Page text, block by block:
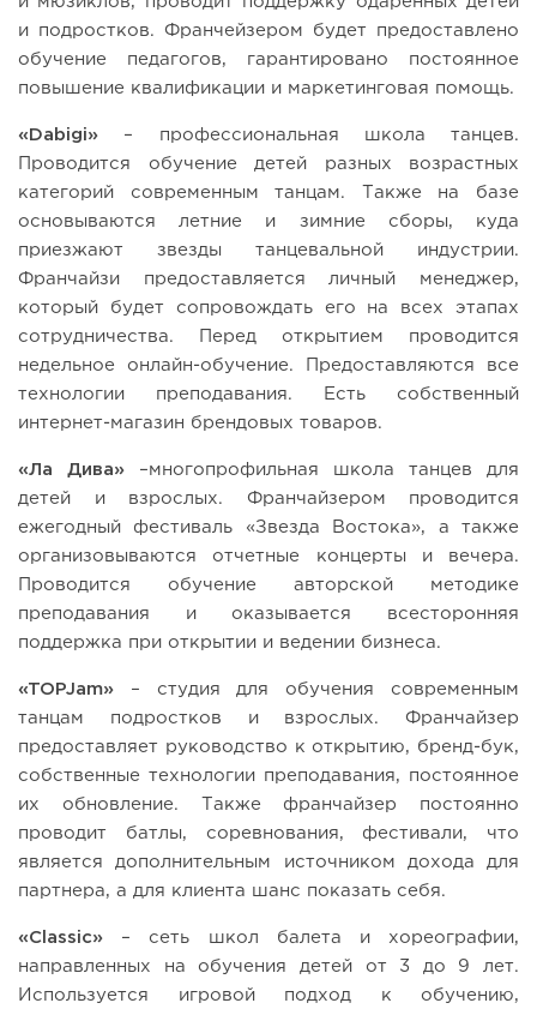
и подростков. Франчейзером будет предоставлено
обучение педагогов, гарантировано постоянное
повышение квалификации и маркетинговая помощь.
«Dabigi» – профессиональная школа танцев.
Проводится обучение детей разных возрастных
категорий современным танцам. Также на базе
основываются летние и зимние сборы, куда
приезжают звезды танцевальной индустрии.
Франчайзи предоставляется личный менеджер,
который будет сопровождать его на всех этапах
сотрудничества. Перед открытием проводится
недельное онлайн-обучение. Предоставляются все
технологии преподавания. Есть собственный
интернет-магазин брендовых товаров.
«Ла Дива» –многопрофильная школа танцев для
детей и взрослых. Франчайзером проводится
ежегодный фестиваль «Звезда Востока», а также
организовываются отчетные концерты и вечера.
Проводится обучение авторской методике
преподавания и оказывается всесторонняя
поддержка при открытии и ведении бизнеса.
«TOPJam» – студия для обучения современным
танцам подростков и взрослых. Франчайзер
предоставляет руководство к открытию, бренд-бук,
собственные технологии преподавания, постоянное
их обновление. Также франчайзер постоянно
проводит батлы, соревнования, фестивали, что
является дополнительным источником дохода для
партнера, а для клиента шанс показать себя.
«Classic» – сеть школ балета и хореографии,
направленных на обучения детей от 3 до 9 лет.
Используется игровой подход к обучению,